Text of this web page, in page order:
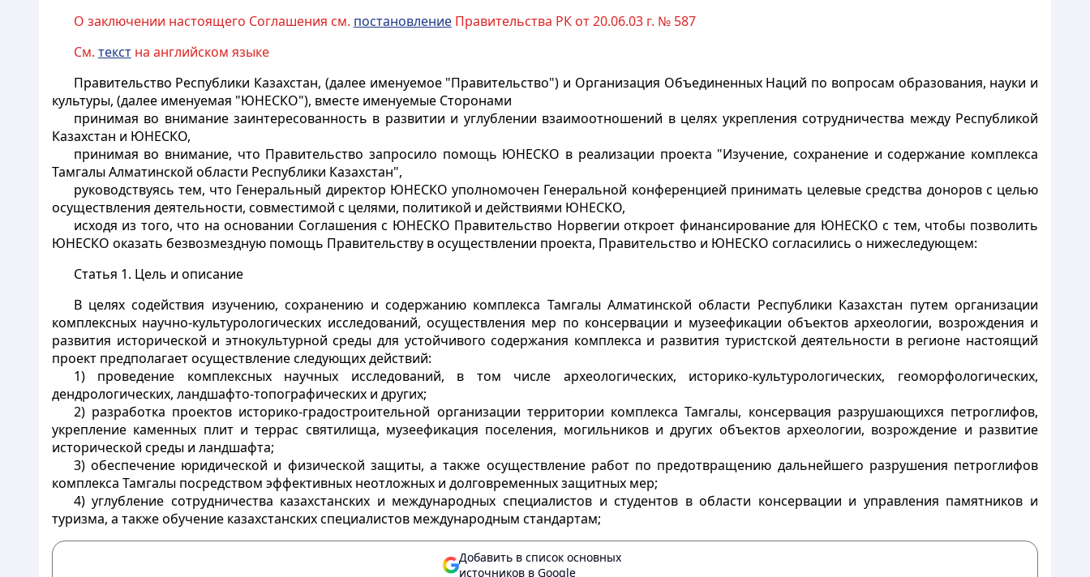
О заключении настоящего Соглашения см. постановлениеПравительства РК от 20.06.03 г. № 587
См. текстна английском языке
Правительство Республики Казахстан, (далее именуемое "Правительство") и Организация Объединенных Наций по вопросам образования, науки и
культуры, (далее именуемая "ЮНЕСКО"), вместе именуемые Сторонами
принимая во внимание заинтересованность в развитии и углублении взаимоотношений в целях укрепления сотрудничества между Республикой
Казахстан и ЮНЕСКО,
принимая во внимание, что Правительство запросило помощь ЮНЕСКО в реализации проекта "Изучение, сохранение и содержание комплекса
Тамгалы Алматинской области Республики Казахстан",
руководствуясь тем, что Генеральный директор ЮНЕСКО уполномочен Генеральной конференцией принимать целевые средства доноров с целью
осуществления деятельности, совместимой с целями, политикой и действиями ЮНЕСКО,
исходя из того, что на основании Соглашения с ЮНЕСКО Правительство Норвегии откроет финансирование для ЮНЕСКО с тем, чтобы позволить
ЮНЕСКО оказать безвозмездную помощь Правительству в осуществлении проекта, Правительство и ЮНЕСКО согласились о нижеследующем:
Статья 1. Цель и описание
В целях содействия изучению, сохранению и содержанию комплекса Тамгалы Алматинской области Республики Казахстан путем организации
комплексных научно-культурологических исследований, осуществления мер по консервации и музеефикации объектов археологии, возрождения и
развития исторической и этнокультурной среды для устойчивого содержания комплекса и развития туристской деятельности в регионе настоящий
проект предполагает осуществление следующих действий:
1) проведение комплексных научных исследований, в том числе археологических, историко-культурологических, геоморфологических,
дендрологических, ландшафто-топографических и других;
2) разработка проектов историко-градостроительной организации территории комплекса Тамгалы, консервация разрушающихся петроглифов,
укрепление каменных плит и террас святилища, музеефикация поселения, могильников и других объектов археологии, возрождение и развитие
исторической среды и ландшафта;
3) обеспечение юридической и физической защиты, а также осуществление работ по предотвращению дальнейшего разрушения петроглифов
комплекса Тамгалы посредством эффективных неотложных и долговременных защитных мер;
4) углубление сотрудничества казахстанских и международных специалистов и студентов в области консервации и управления памятников и
туризма, а также обучение казахстанских специалистов международным стандартам;
Добавить в список основных
источников в Google